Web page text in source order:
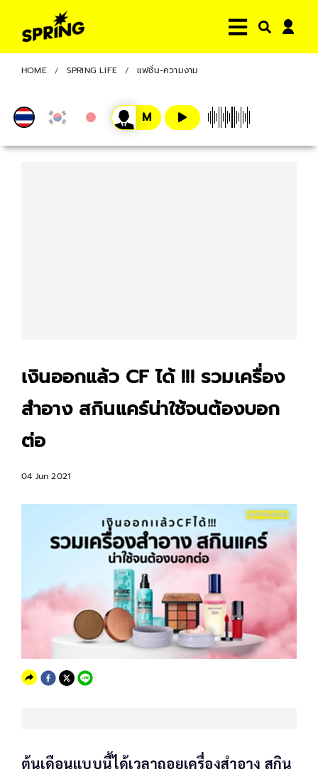
HOME SPRING LIFE แฟชั่น-ความงาม
เงินออกแล้ว CF ได้ !!! รวมเครื่อง
สำอาง สกินแคร์น่าใช้จนต้องบอก
ต่อ
04 Jun 2021
ต้นเดือนแบบนี้ได้เวลาถอยเครื่องสำอาง สกิน